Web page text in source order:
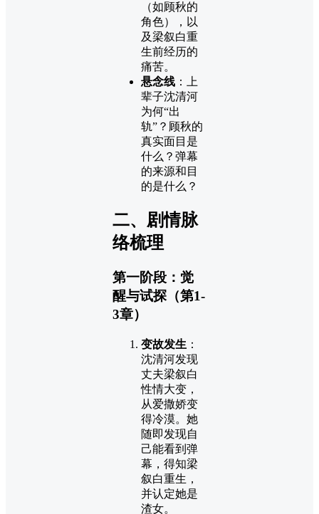
（如顾秋的
角色），以
及梁叙白重
生前经历的
痛苦。
悬念线 ：上
辈子沈清河
为何“出
轨”？顾秋的
真实面目是
什么？弹幕
的来源和目
的是什么？
二、剧情脉
络梳理
第一阶段：觉
醒与试探（第1-
3章）
变故发生 ：
沈清河发现
丈夫梁叙白
性情大变，
从爱撒娇变
得冷漠。她
随即发现自
己能看到弹
幕，得知梁
叙白重生，
并认定她是
渣女。